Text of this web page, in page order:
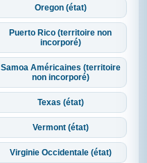
Oregon (état)
Puerto Rico (territoire non
incorporé)
Samoa Américaines (territoire
non incorporé)
Texas (état)
Vermont (état)
Virginie Occidentale (état)